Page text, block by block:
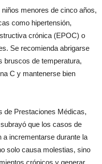
menores de cinco años,
como hipertensión,
crónica (EPOC) o
Se recomienda abrigarse
bruscos de temperatura,
C y mantenerse bien
de Prestaciones Médicas,
que los casos de
a incrementarse durante la
solo causa molestias, sino
crónicos y generar